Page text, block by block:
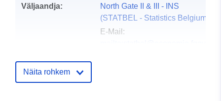
Väljaandja:
North Gate II & III - INS
(STATBEL - Statistics Belgium)
E-Mail:
Kontaktpunktid:
Näita rohkem